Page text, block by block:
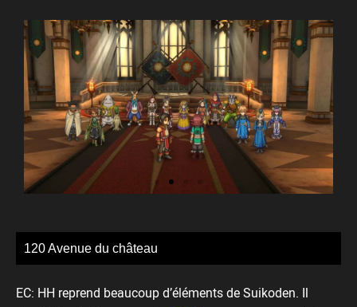
120 Avenue du château
EC: HH reprend beaucoup d’éléments de Suikoden. Il